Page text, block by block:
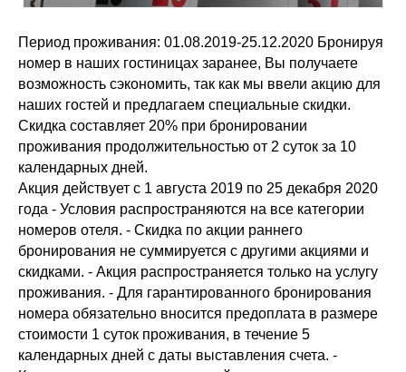
Период проживания: 01.08.2019-25.12.2020 Бронируя
номер в наших гостиницах заранее, Вы получаете
возможность сэкономить, так как мы ввели акцию для
наших гостей и предлагаем специальные скидки.
Скидка составляет 20% при бронировании
проживания продолжительностью от 2 суток за 10
календарных дней.
Акция действует c 1 августа 2019 по 25 декабря 2020
года - Условия распространяются на все категории
номеров отеля. - Скидка по акции раннего
бронирования не суммируется с другими акциями и
скидками. - Акция распространяется только на услугу
проживания. - Для гарантированного бронирования
номера обязательно вносится предоплата в размере
стоимости 1 суток проживания, в течение 5
календарных дней с даты выставления счета. -